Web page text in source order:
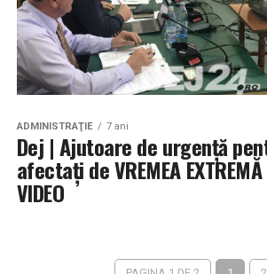
ADMINISTRAŢIE 7 ani
Dej | Ajutoare de urgență
afectați de VREMEA
VIDEO